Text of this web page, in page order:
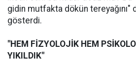
gidin mutfakta dökün tereyağını"
gösterdi.
"HEM FİZYOLOJİK HEM
YIKILDIK"